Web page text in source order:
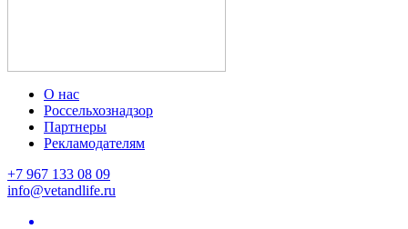
О нас
Россельхознадзор
Партнеры
Рекламодателям
+7 967 133 08 09
info@vetandlife.ru